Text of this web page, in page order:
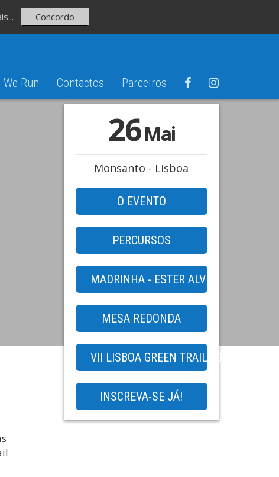
Run Contactos Parceiros
26Mai
Monsanto - Lisboa
O EVENTO
PERCURSOS
MADRINHA - ESTER ALVES
MESA REDONDA
VII LISBOA GREEN TRAIL 2024 - TRAIL
INSCREVA-SE JÁ!
Concordo